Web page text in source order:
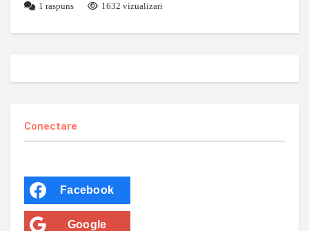
1 raspuns 1632 vizualizari
Conectare
Facebook
Google